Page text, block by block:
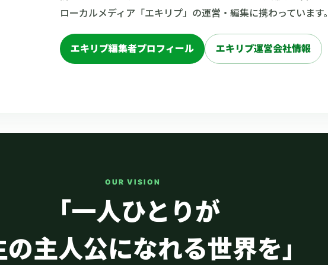
ローカルメディア「エキリプ」の運営・編集に携わっています。
エキリプ編集者プロフィール エキリプ運営会社情報
OUR VISION
「一人ひとりが
主人公になれる世界を」